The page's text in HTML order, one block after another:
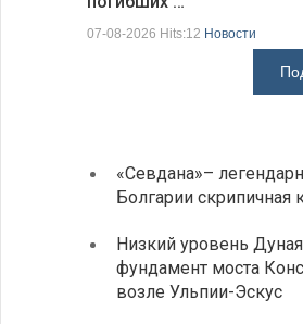
07-08-2026 Hits:12 Новости
«Севдана»–
Болгарии скрипичная
Низкий уровень
фундамент моста
возле Ульпии-Эскус